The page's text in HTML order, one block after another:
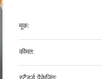
मूक:
कीमत: